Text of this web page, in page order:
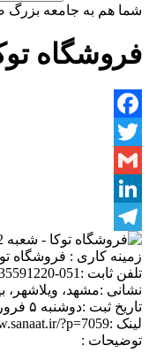
شما هم به جامعه بزرگ
فروشگاه
Facebook
Twitter
Gmail
LinkedIn
Telegram
زمینه کاری : فروشگاه
تلفن ثابت :051-35591220
نشانی :مشهد، ویلاشهر، بین
تاریخ ثبت :دوشنبه ۵ فروردین ۱۳۹۸
لینک :?p=7059
توضیحات :